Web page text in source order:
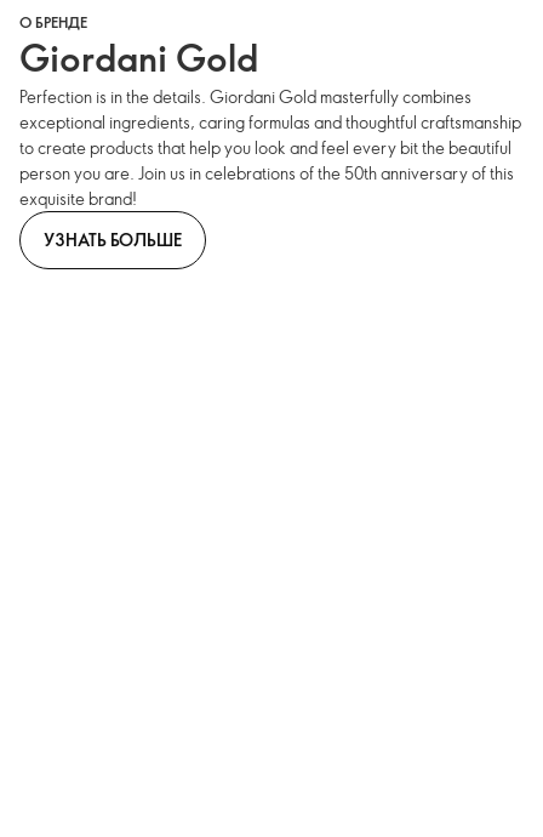
О БРЕНДЕ
Giordani Gold
Perfection is in the details. Giordani Gold masterfully combines
exceptional ingredients, caring formulas and thoughtful craftsmanship
to create products that help you look and feel every bit the beautiful
person you are. Join us in celebrations of the 50th anniversary of this
exquisite brand!
УЗНАТЬ БОЛЬШЕ